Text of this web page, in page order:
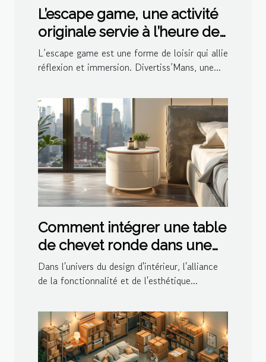
L’escape game, une activité
originale servie à l’heure de
l’apéro par Divertiss’Mans
L’escape game est une forme de loisir qui allie
réflexion et immersion. Divertiss’Mans, une...
Comment intégrer une table
de chevet ronde dans une
décoration moderne
Dans l'univers du design d'intérieur, l'alliance
de la fonctionnalité et de l'esthétique...